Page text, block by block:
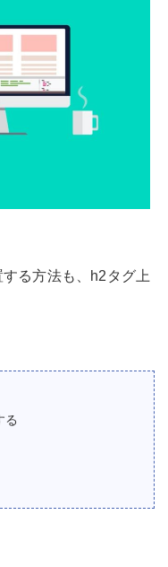
る方法も、h2タグ上
る